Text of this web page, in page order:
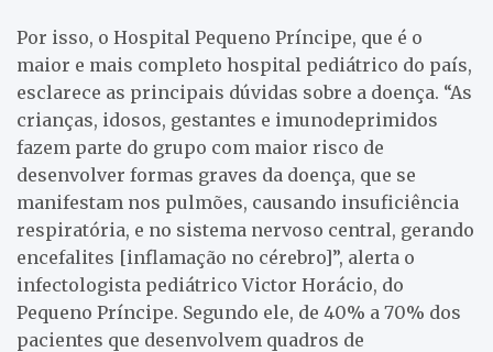
Por isso, o Hospital Pequeno Príncipe, que é o
maior e mais completo hospital pediátrico do país,
esclarece as principais dúvidas sobre a doença. “As
crianças, idosos, gestantes e imunodeprimidos
fazem parte do grupo com maior risco de
desenvolver formas graves da doença, que se
manifestam nos pulmões, causando insuficiência
respiratória, e no sistema nervoso central, gerando
encefalites [inflamação no cérebro]”, alerta o
infectologista pediátrico Victor Horácio, do
Pequeno Príncipe. Segundo ele, de 40% a 70% dos
pacientes que desenvolvem quadros de